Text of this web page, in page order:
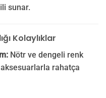
sunar.
Kolaylıklar
Nötr ve dengeli renk
rahatça